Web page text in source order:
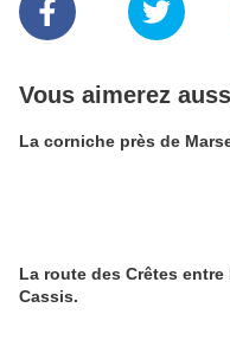
Vous aimerez
La corniche près de
La route des Crêtes
Cassis.